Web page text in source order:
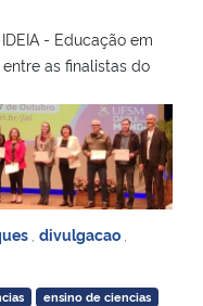
- Educação em
as finalistas do
divulgacao
ensino de ciencias